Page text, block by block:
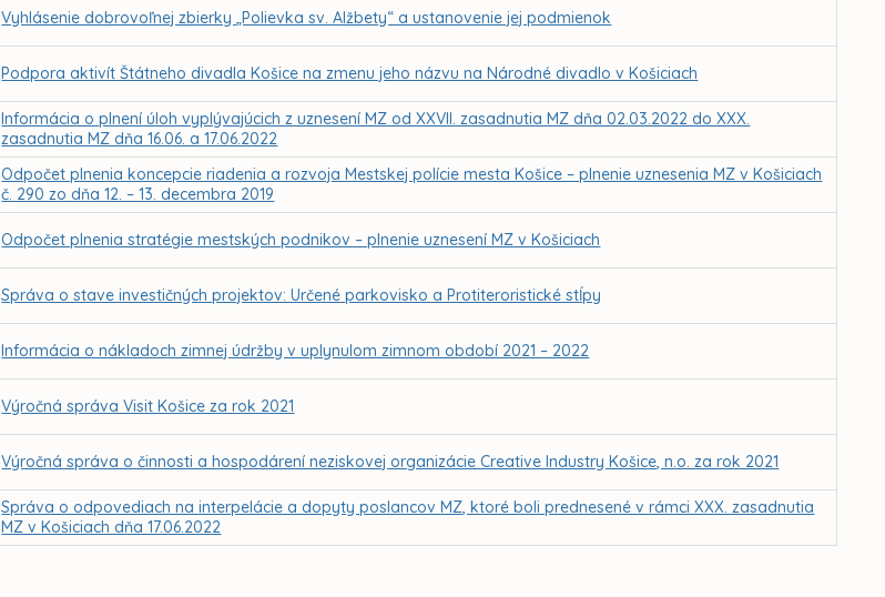
Vyhlásenie dobrovoľnej zbierky „Polievka sv. Alžbety“ a ustanovenie jej podmienok
Podpora aktivít Štátneho divadla Košice na zmenu jeho názvu na Národné divadlo v Košiciach
Informácia o plnení úloh vyplývajúcich z uznesení MZ od XXVII. zasadnutia MZ dňa 02.03.2022 do XXX.
zasadnutia MZ dňa 16.06. a 17.06.2022
Odpočet plnenia koncepcie riadenia a rozvoja Mestskej polície mesta Košice – plnenie uznesenia MZ v Košiciach
č. 290 zo dňa 12. – 13. decembra 2019
Odpočet plnenia stratégie mestských podnikov – plnenie uznesení MZ v Košiciach
Správa o stave investičných projektov: Určené parkovisko a Protiteroristické stĺpy
Informácia o nákladoch zimnej údržby v uplynulom zimnom období 2021 – 2022
Výročná správa Visit Košice za rok 2021
Výročná správa o činnosti a hospodárení neziskovej organizácie Creative Industry Košice, n.o. za rok 2021
Správa o odpovediach na interpelácie a dopyty poslancov MZ, ktoré boli prednesené v rámci XXX. zasadnutia
MZ v Košiciach dňa 17.06.2022